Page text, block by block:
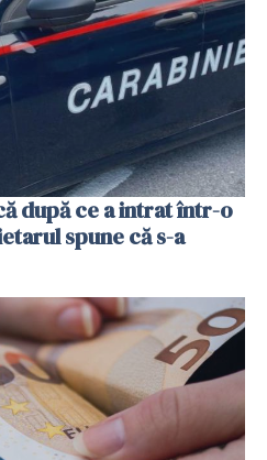
după ce a intrat într-o
spune că s-a